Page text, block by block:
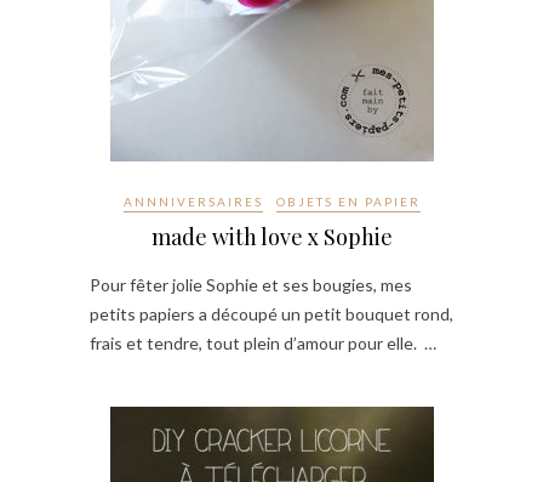
ANNNIVERSAIRES OBJETS EN PAPIER
made with love x Sophie
Pour fêter jolie Sophie et ses bougies, mes
petits papiers a découpé un petit bouquet rond,
frais et tendre, tout plein d’amour pour elle. …